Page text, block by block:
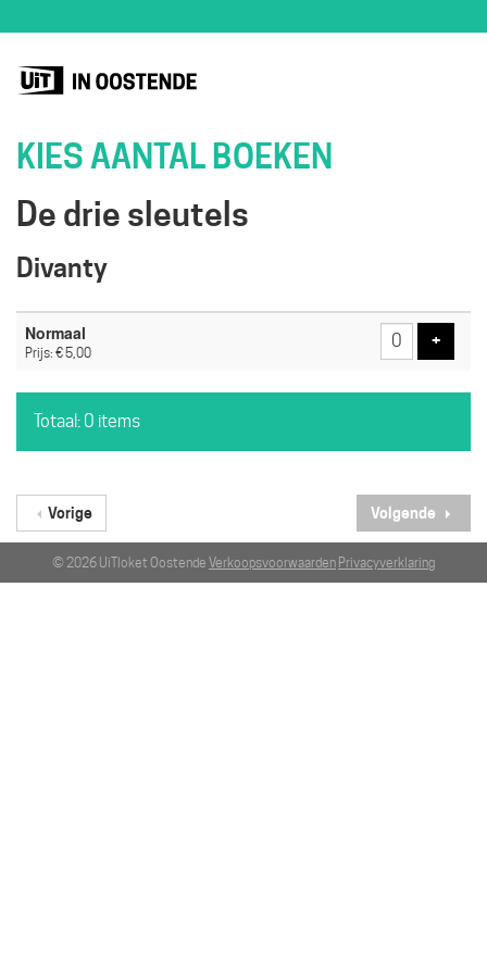
KIES AANTAL BOEKEN
De drie sleutels
Divanty
Aantal
Normaal
Prijs: € 5,00
+Voeg
Totaal: 0 items
Vorige Volgende
© 2026 UiTloket Oostende Verkoopsvoorwaarden Privacyverklaring